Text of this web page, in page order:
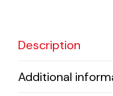
Description
Additional